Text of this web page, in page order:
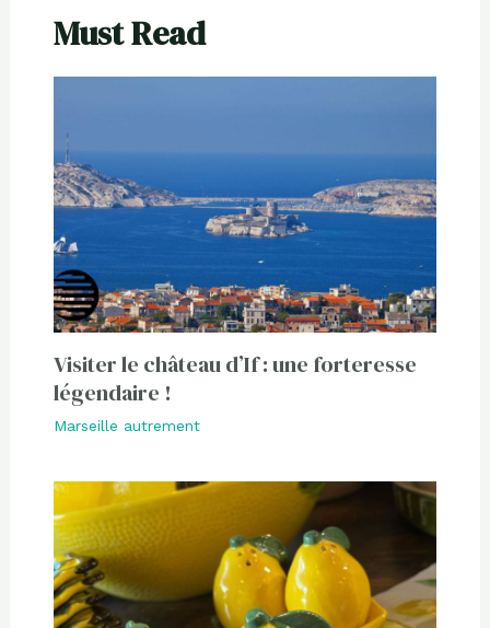
Must Read
Visiter le château d’If : une forteresse
légendaire !
Marseille autrement